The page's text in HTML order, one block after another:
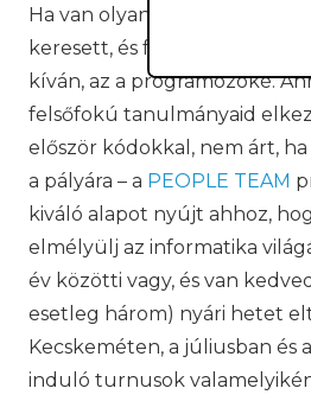
Ha van olyan szakma,
keresett, és folyamatosan
kíván, az a programozóké.
felsőfokú tanulmányaid
először kódokkal, nem árt,
a pályára – a PEOPLE TEAM
kiváló alapot nyújt ahhoz,
elmélyülj az informatika
év közötti vagy, és van
esetleg három) nyári hetet
Kecskeméten, a júliusban és
induló turnusok